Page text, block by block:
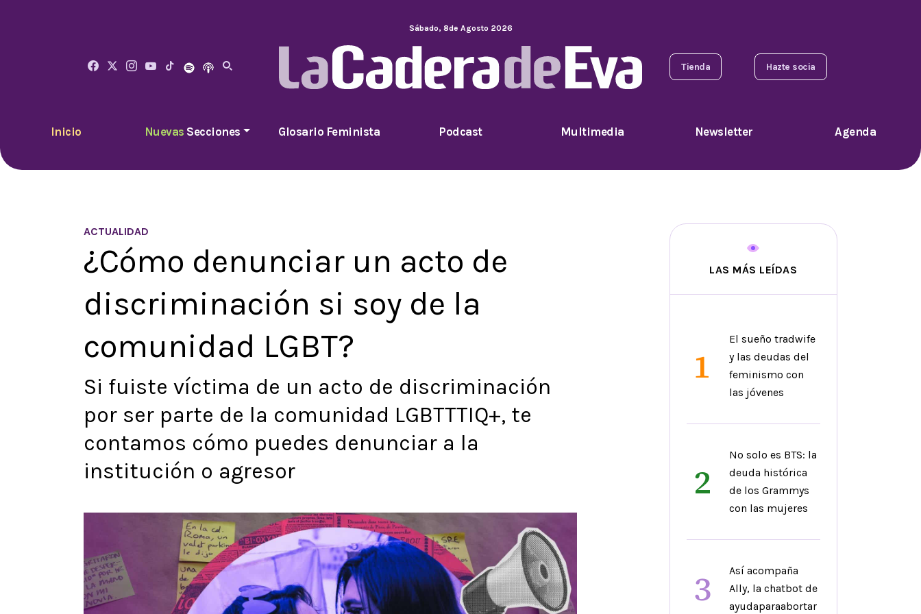
Sábado, 8de Agosto 2026
Tienda Hazte socia
Inicio Nuevas Secciones Glosario Feminista Podcast Multimedia Newsletter Agenda
ACTUALIDAD
¿Cómo denunciar un acto de
discriminación si soy de la
comunidad LGBT?
Si fuiste víctima de un acto de discriminación
por ser parte de la comunidad LGBTTTIQ+, te
contamos cómo puedes denunciar a la
institución o agresor
LAS MÁS LEÍDAS
1
El sueño tradwife
y las deudas del
feminismo con
las jóvenes
2
No solo es BTS: la
deuda histórica
de los Grammys
con las mujeres
3
Así acompaña
Ally, la chatbot de
ayudaparaabortar